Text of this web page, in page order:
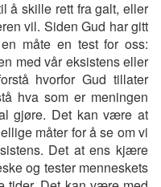
å skille rett fra galt, eller
vil. Siden Gud har gitt
måte en test for oss:
med vår eksistens eller
hvorfor Gud tillater
hva som er meningen
gjøre. Det kan være at
måter for å se om vi
Det at ens kjære
og tester menneskets